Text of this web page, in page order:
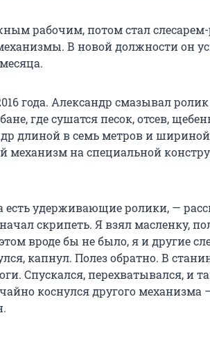
рабочим, потом стал
В новой должности он
года. Александр смазывал
где сушатся песок, отсев,
длиной в семь метров и
механизм на специальной
есть удерживающие ролики, —
скрипеть. Я взял масленку,
вроде бы не было, я и другие
капнул. Полез обратно. В
Спускался, перехватывался, и
коснулся другого механизма